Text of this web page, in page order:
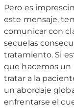
Pero es
este mensaje,
comunicar con
secuelas
tratamiento. Si
que hacemos un
tratar a la
un abordaje
enfrentarse el